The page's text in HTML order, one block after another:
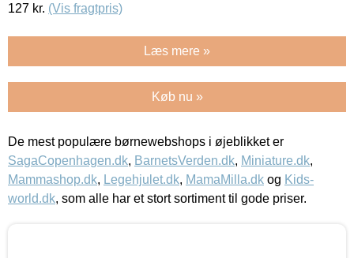
127 kr. (Vis fragtpris)
Læs mere »
Køb nu »
De mest populære børnewebshops i øjeblikket er
SagaCopenhagen.dk, BarnetsVerden.dk, Miniature.dk,
Mammashop.dk, Legehjulet.dk, MamaMilla.dk og Kids-
world.dk, som alle har et stort sortiment til gode priser.